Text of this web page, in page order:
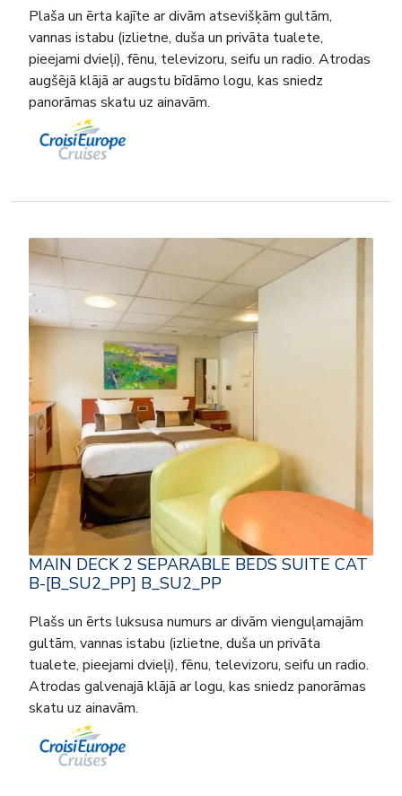
Plaša un ērta kajīte ar divām atsevišķām gultām,
vannas istabu (izlietne, duša un privāta tualete,
pieejami dvieļi), fēnu, televizoru, seifu un radio. Atrodas
augšējā klājā ar augstu bīdāmo logu, kas sniedz
panorāmas skatu uz ainavām.
MAIN DECK 2 SEPARABLE BEDS SUITE CAT
B-[B_SU2_PP] B_SU2_PP
Plašs un ērts luksusa numurs ar divām vienguļamajām
gultām, vannas istabu (izlietne, duša un privāta
tualete, pieejami dvieļi), fēnu, televizoru, seifu un radio.
Atrodas galvenajā klājā ar logu, kas sniedz panorāmas
skatu uz ainavām.